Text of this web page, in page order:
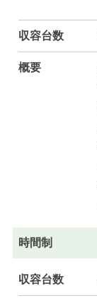
収容台数
概要
時間制
収容台数